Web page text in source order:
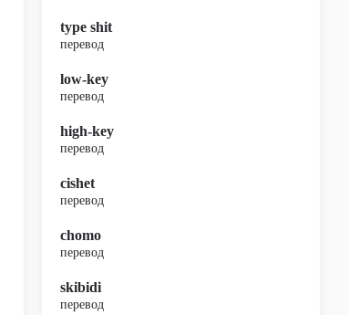
type shit
перевод
low-key
перевод
high-key
перевод
cishet
перевод
chomo
перевод
skibidi
перевод